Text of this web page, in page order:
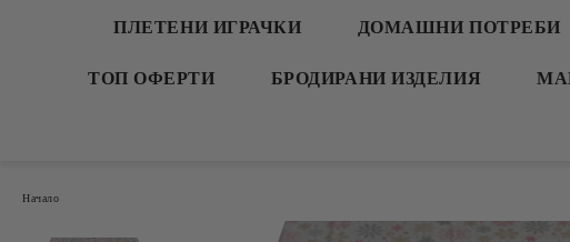
ПЛЕТЕНИ ИГРАЧКИ ДОМАШНИ ПОТРЕБИ
ТОП ОФЕРТИ БРОДИРАНИ ИЗДЕЛИЯ
Начало